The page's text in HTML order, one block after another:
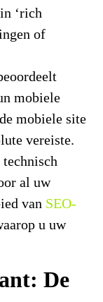
‘rich
of
mobiele
mobiele site
vereiste.
al uw
van SEO-
u uw
De